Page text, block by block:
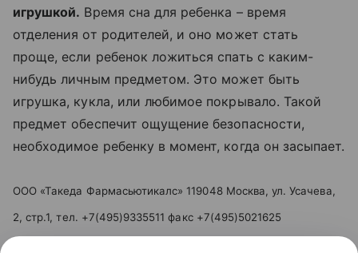
игрушкой. Время сна для ребенка – время
отделения от родителей, и оно может стать
проще, если ребенок ложиться спать с каким-
нибудь личным предметом. Это может быть
игрушка, кукла, или любимое покрывало. Такой
предмет обеспечит ощущение безопасности,
необходимое ребенку в момент, когда он засыпает.
ООО «Такеда Фармасьютикалс» 119048 Москва, ул. Усачева,
2, стр.1, тел. +7(495)9335511 факс +7(495)5021625